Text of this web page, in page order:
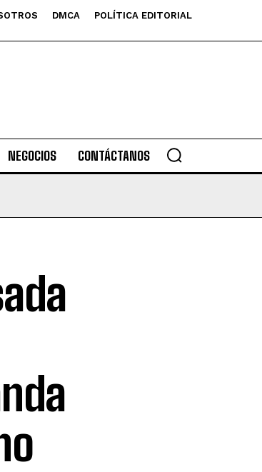
DMCA
POLÍTICA EDITORIAL
NEGOCIOS CONTÁCTANOS